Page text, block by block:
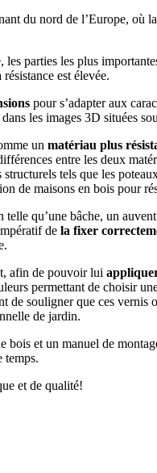
du nord de l’Europe, où
parties les plus
est élevée.
pour s’adapter aux
les images 3D situées
un matériau plus
entre les deux
tels que les
de maisons en bois pour
telle qu’une bâche, un
de la fixer
afin de pouvoir lui
permettant de choisir
souligner que ces
de jardin.
et un manuel de
temps.
et de qualité!